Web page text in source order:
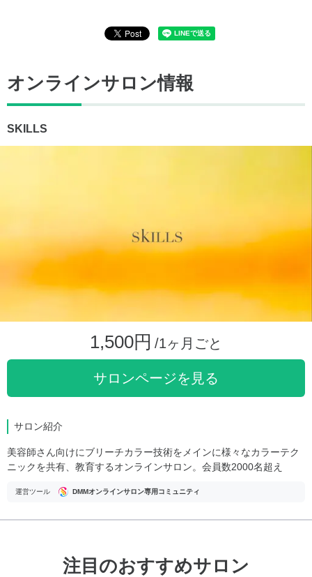
オンラインサロン情報
SKILLS
1,500円 /1ヶ月ごと
サロンページを見る
サロン紹介
美容師さん向けにブリーチカラー技術をメインに様々なカラーテク
ニックを共有、教育するオンラインサロン。会員数2000名超え
運営ツール DMMオンラインサロン専用コミュニティ
注目のおすすめサロン